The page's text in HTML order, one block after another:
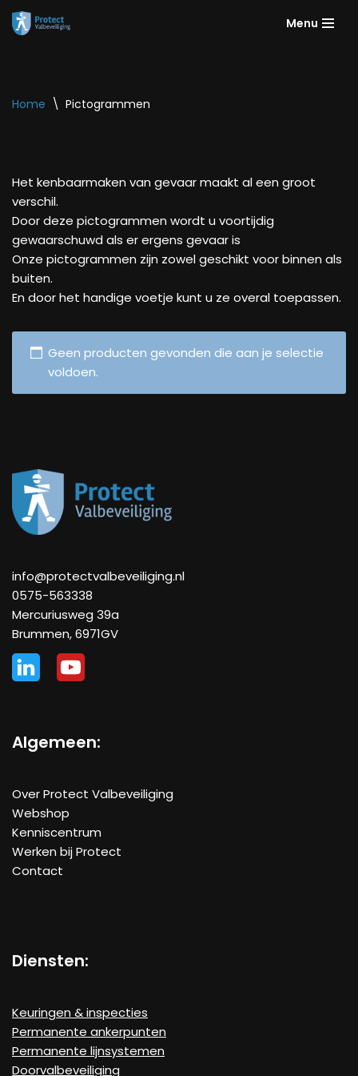
inhoud
Menu
Home \ Pictogrammen
Het kenbaarmaken van gevaar maakt al een groot
verschil.
Door deze pictogrammen wordt u voortijdig
gewaarschuwd als er ergens gevaar is
Onze pictogrammen zijn zowel geschikt voor binnen als
buiten.
En door het handige voetje kunt u ze overal toepassen.
Geen producten gevonden die aan je selectie
voldoen.
info@protectvalbeveiliging.nl
0575-563338
Mercuriusweg 39a
Brummen,6971GV
Algemeen:
Over Protect Valbeveiliging
Webshop
Kenniscentrum
Werken bij Protect
Contact
Diensten:
Keuringen & inspecties
Permanente ankerpunten
Permanente lijnsystemen
Doorvalbeveiliging